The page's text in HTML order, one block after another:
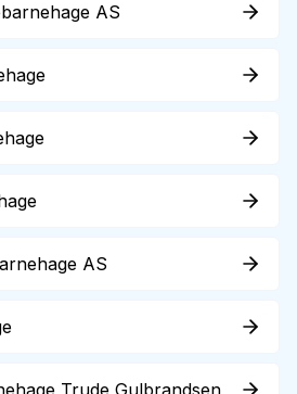
AS
AS
Trude Gulbrandsen